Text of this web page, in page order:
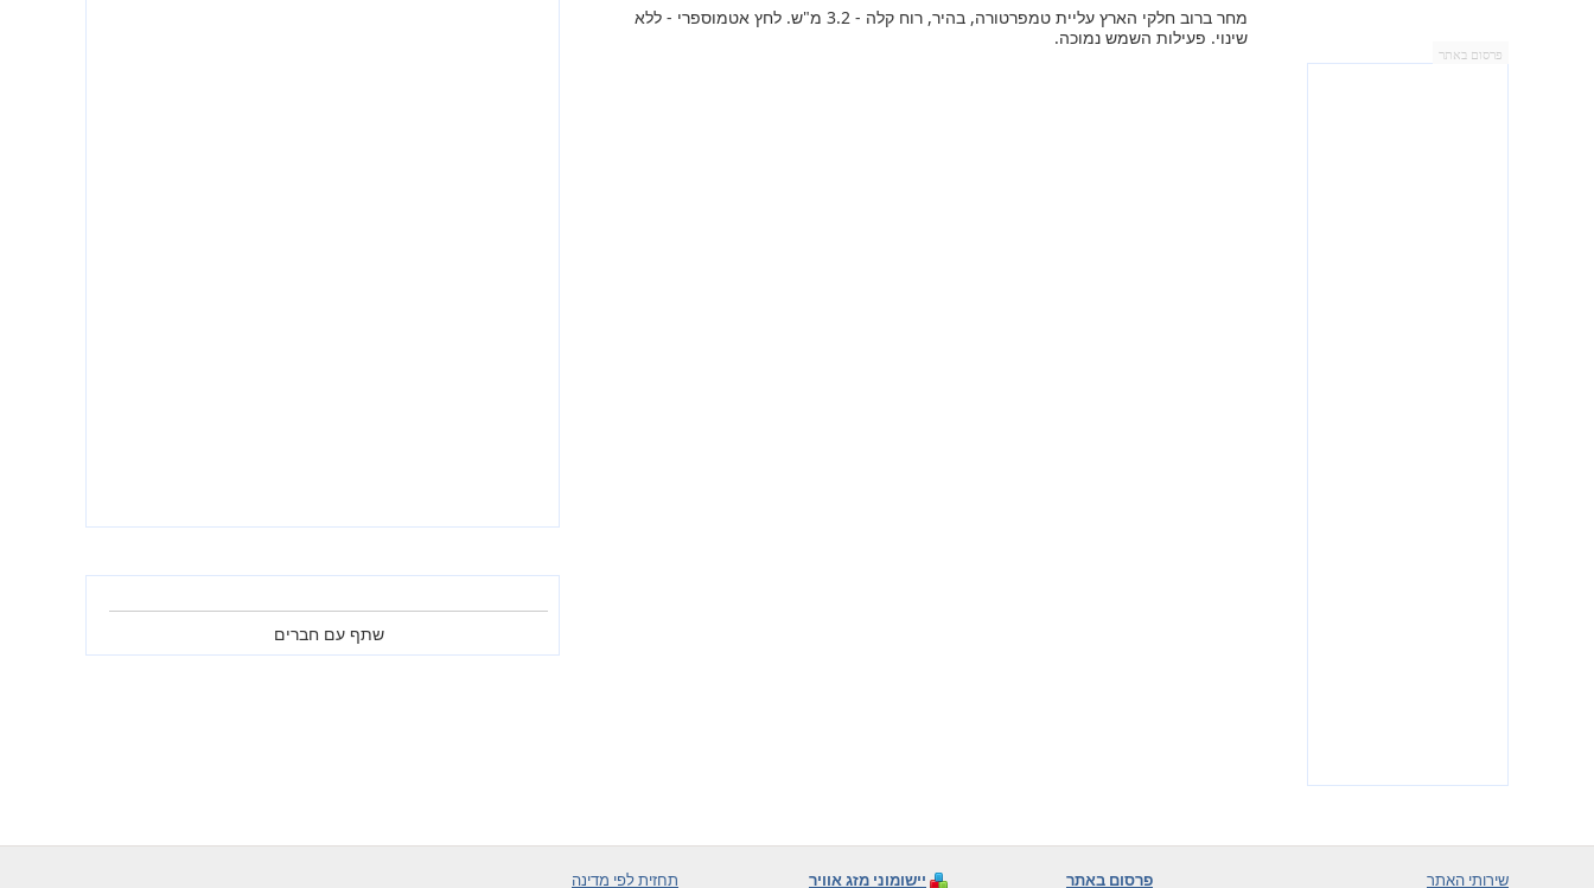
פרסום באתר
מחר ברוב חלקי הארץ עליית טמפרטורה, בהיר, רוח קלה - 3.2 מ"ש. לחץ אטמוספרי - ללא
שינוי. פעילות השמש נמוכה.
שתף עם חברים
שירותי האתר פרסום באתר יישומוני מזג אוויר תחזית לפי מדינה